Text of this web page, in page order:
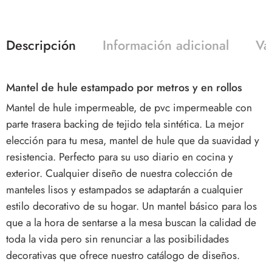
Descripción Información adicional
Mantel de hule estampado por metros y en rollos
Mantel de hule impermeable, de pvc impermeable con
parte trasera backing de tejido tela sintética. La mejor
elección para tu mesa, mantel de hule que da suavidad y
resistencia. Perfecto para su uso diario en cocina y
exterior. Cualquier diseño de nuestra colección de
manteles lisos y estampados se adaptarán a cualquier
estilo decorativo de su hogar. Un mantel básico para los
que a la hora de sentarse a la mesa buscan la calidad de
toda la vida pero sin renunciar a las posibilidades
decorativas que ofrece nuestro catálogo de diseños.